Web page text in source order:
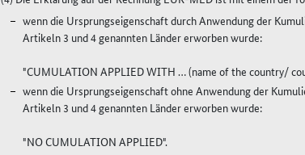
wenn die Ursprungseigenschaft durch Anwendung der
Artikeln 3 und 4 genannten Länder erworben wurde:
"CUMULATION APPLIED WITH … (name of the country/
wenn die Ursprungseigenschaft ohne Anwendung der
Artikeln 3 und 4 genannten Länder erworben wurde:
"NO CUMULATION APPLIED".